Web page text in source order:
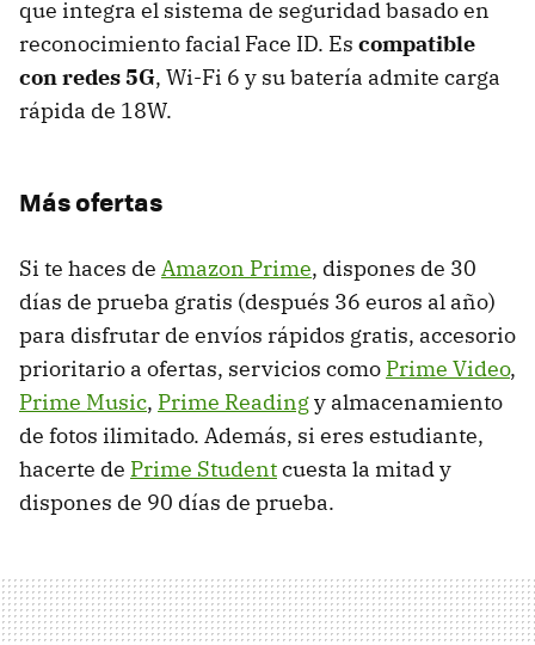
que integra el sistema de seguridad basado en
reconocimiento facial Face ID. Es compatible
con redes 5G, Wi-Fi 6 y su batería admite carga
rápida de 18W.
Más ofertas
Si te haces de Amazon Prime, dispones de 30
días de prueba gratis (después 36 euros al año)
para disfrutar de envíos rápidos gratis, accesorio
prioritario a ofertas, servicios como Prime Video,
Prime Music, Prime Readingy almacenamiento
de fotos ilimitado. Además, si eres estudiante,
hacerte de Prime Studentcuesta la mitad y
dispones de 90 días de prueba.